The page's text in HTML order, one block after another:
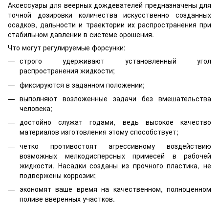
Аксессуары для веерных дождевателей предназначены для
точной дозировки количества искусственно созданных
осадков, дальности и траектории их распространения при
стабильном давлении в системе орошения.
Что могут регулируемые форсунки:
строго удерживают установленный угол
распространения жидкости;
фиксируются в заданном положении;
выполняют возложенные задачи без вмешательства
человека;
достойно служат годами, ведь высокое качество
материалов изготовления этому способствует;
четко противостоят агрессивному воздействию
возможных мелкодисперсных примесей в рабочей
жидкости. Насадки созданы из прочного пластика, не
подвержены коррозии;
экономят ваше время на качественном, полноценном
поливе вверенных участков.